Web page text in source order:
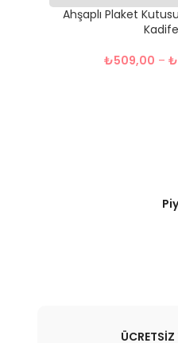
Ahşaplı Plaket
Kadife
₺509,00 –₺